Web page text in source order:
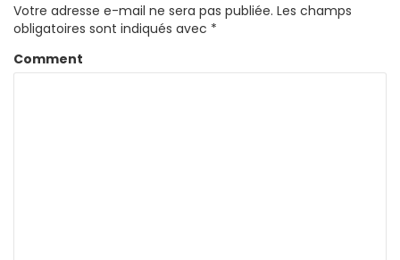
Votre adresse e-mail ne sera pas publiée. Les champs
obligatoires sont indiqués avec *
Comment